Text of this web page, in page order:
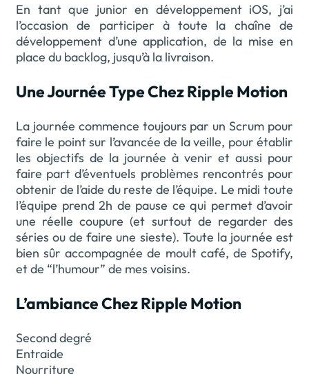
En tant que junior en développement iOS, j’ai
l’occasion de participer à toute la chaîne de
développement d’une application, de la mise en
place du backlog, jusqu’à la livraison.
Une Journée Type Chez Ripple Motion
La journée commence toujours par un Scrum pour
faire le point sur l’avancée de la veille, pour établir
les objectifs de la journée à venir et aussi pour
faire part d’éventuels problèmes rencontrés pour
obtenir de l’aide du reste de l’équipe. Le midi toute
l’équipe prend 2h de pause ce qui permet d’avoir
une réelle coupure (et surtout de regarder des
séries ou de faire une sieste). Toute la journée est
bien sûr accompagnée de moult café, de Spotify,
et de “l’humour” de mes voisins.
L’ambiance Chez Ripple Motion
Second degré
Entraide
Nourriture